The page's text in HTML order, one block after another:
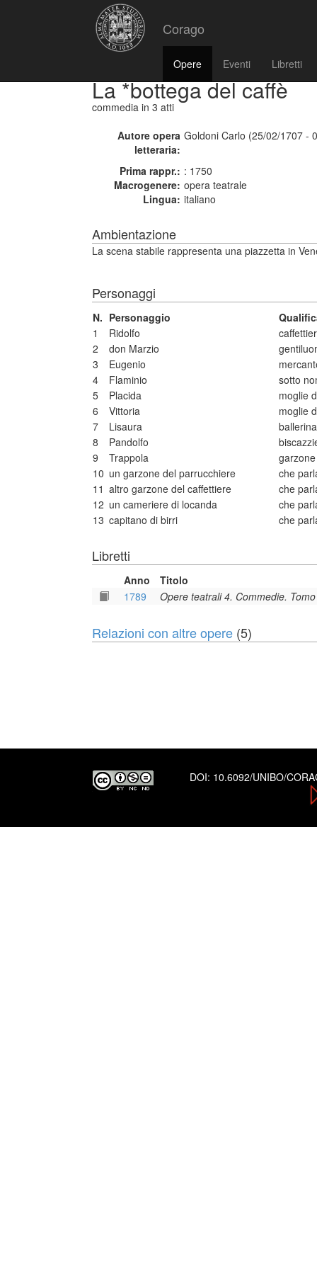
Corago
Opere Eventi Libretti
La *bottega del caffè
commedia in 3 atti
Autore opera
letteraria:
Goldoni Carlo (25/02/1707 -
Prima rappr.: : 1750
Macrogenere: opera teatrale
Lingua: italiano
Ambientazione
La scena stabile rappresenta una piazzetta in
Personaggi
N. Personaggio
1
Ridolfo
2
don Marzio
3
Eugenio
4
Flaminio
sotto
5
Placida
moglie
6
Vittoria
moglie
7
Lisaura
ballerina
8
Pandolfo
9
Trappola
10 un garzone del parrucchiere
che
11 altro garzone del caffettiere
che
12 un cameriere di locanda
che
13 capitano di birri che
Libretti
Anno
Titolo
1789
Opere teatrali 4. Commedie.
Relazioni con altre opere (5)
DOI: 10.6092/UNIBO/